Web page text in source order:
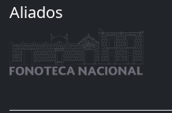
Aliados